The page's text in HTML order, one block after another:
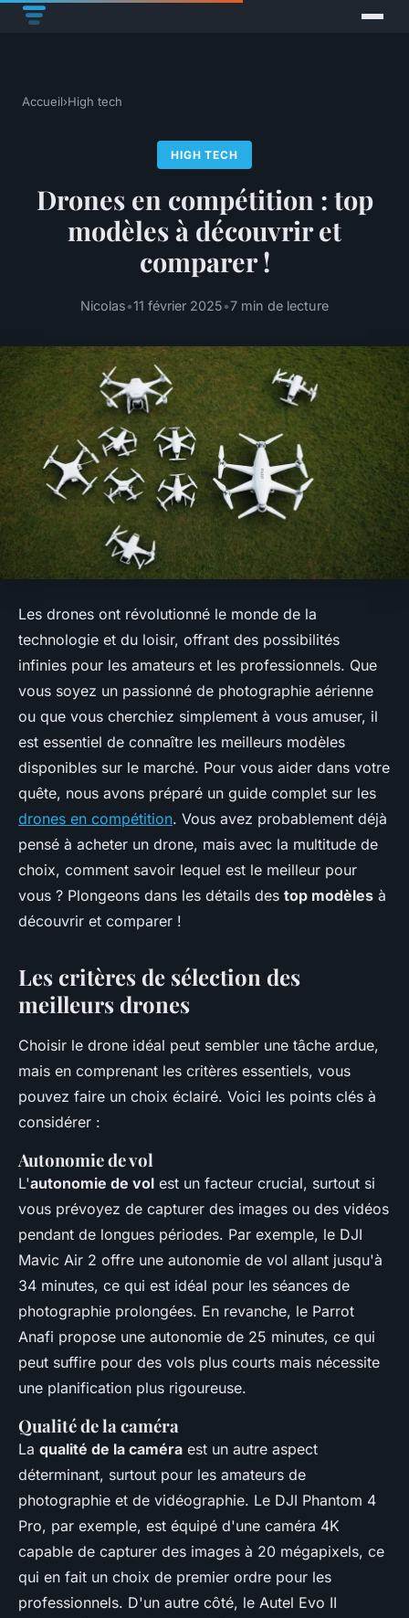
Accueil›High tech
HIGH TECH
Drones en compétition : top
modèles à découvrir et
comparer !
Nicolas•11 février 2025•7 min de lecture
Les drones ont révolutionné le monde de la
technologie et du loisir, offrant des possibilités
infinies pour les amateurs et les professionnels. Que
vous soyez un passionné de photographie aérienne
ou que vous cherchiez simplement à vous amuser, il
est essentiel de connaître les meilleurs modèles
disponibles sur le marché. Pour vous aider dans votre
quête, nous avons préparé un guide complet sur les
drones en compétition. Vous avez probablement déjà
pensé à acheter un drone, mais avec la multitude de
choix, comment savoir lequel est le meilleur pour
vous ? Plongeons dans les détails des top modèles à
découvrir et comparer !
Les critères de sélection des
meilleurs drones
Choisir le drone idéal peut sembler une tâche ardue,
mais en comprenant les critères essentiels, vous
pouvez faire un choix éclairé. Voici les points clés à
considérer :
Autonomie de vol
L'autonomie de vol est un facteur crucial, surtout si
vous prévoyez de capturer des images ou des vidéos
pendant de longues périodes. Par exemple, le DJI
Mavic Air 2 offre une autonomie de vol allant jusqu'à
34 minutes, ce qui est idéal pour les séances de
photographie prolongées. En revanche, le Parrot
Anafi propose une autonomie de 25 minutes, ce qui
peut suffire pour des vols plus courts mais nécessite
une planification plus rigoureuse.
Qualité de la caméra
La qualité de la caméra est un autre aspect
déterminant, surtout pour les amateurs de
photographie et de vidéographie. Le DJI Phantom 4
Pro, par exemple, est équipé d'une caméra 4K
capable de capturer des images à 20 mégapixels, ce
qui en fait un choix de premier ordre pour les
professionnels. D'un autre côté, le Autel Evo II